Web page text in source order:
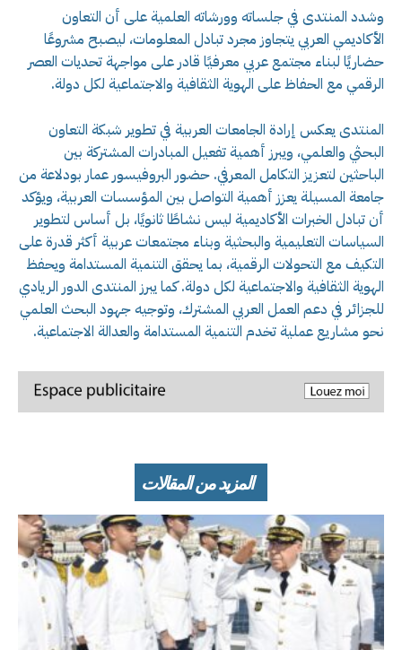
وشدد المنتدى في جلساته وورشاته العلمية على أن التعاون
الأكاديمي العربي يتجاوز مجرد تبادل المعلومات، ليصبح مشروعًا
حضاريًا لبناء مجتمع عربي معرفيًا قادر على مواجهة تحديات العصر
الرقمي مع الحفاظ على الهوية الثقافية والاجتماعية لكل دولة.
المنتدى يعكس إرادة الجامعات العربية في تطوير شبكة التعاون
البحثي والعلمي، ويبرز أهمية تفعيل المبادرات المشتركة بين
الباحثين لتعزيز التكامل المعرفي. حضور البروفيسور عمار بودلاعة من
جامعة المسيلة يعزز أهمية التواصل بين المؤسسات العربية، ويؤكد
أن تبادل الخبرات الأكاديمية ليس نشاطًا ثانويًا، بل أساس لتطوير
السياسات التعليمية والبحثية وبناء مجتمعات عربية أكثر قدرة على
التكيف مع التحولات الرقمية، بما يحقق التنمية المستدامة ويحفظ
الهوية الثقافية والاجتماعية لكل دولة. كما يبرز المنتدى الدور الريادي
للجزائر في دعم العمل العربي المشترك، وتوجيه جهود البحث العلمي
نحو مشاريع عملية تخدم التنمية المستدامة والعدالة الاجتماعية.
المزيد من المقالات